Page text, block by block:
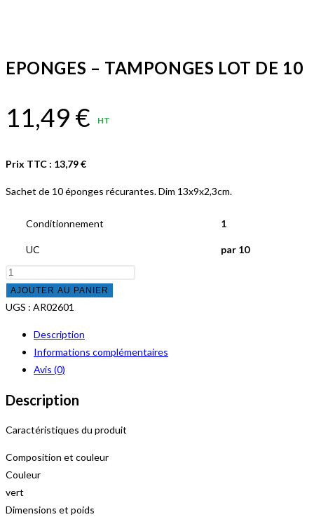
EPONGES – TAMPONGES LOT DE 10
11,49 € HT
Prix TTC : 13,79€
Sachet de 10 éponges récurantes. Dim 13x9x2,3cm.
Conditionnement 1
UC
par 10
quantité
de
EPONGES
TAMPONGES
10
AJOUTER AU PANIER
UGS : AR02601
Description
Informations complémentaires
Avis (0)
Description
Caractéristiques du produit
Composition et couleur
Couleur
vert
Dimensions et poids